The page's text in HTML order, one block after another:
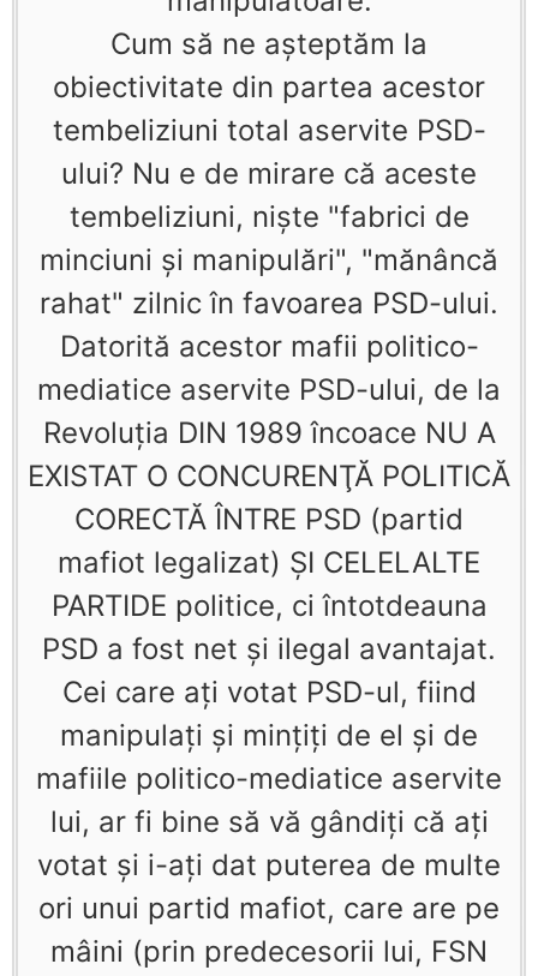
Cum să ne aşteptăm la
obiectivitate din partea acestor
tembeliziuni total aservite PSD-
ului? Nu e de mirare că aceste
tembeliziuni, nişte "fabrici de
minciuni şi manipulări", "mănâncă
rahat" zilnic în favoarea PSD-ului.
Datorită acestor mafii politico-
mediatice aservite PSD-ului, de la
Revoluţia DIN 1989 încoace NU A
EXISTAT O CONCURENŢĂ POLITICĂ
CORECTĂ ÎNTRE PSD (partid
mafiot legalizat) ŞI CELELALTE
PARTIDE politice, ci întotdeauna
PSD a fost net şi ilegal avantajat.
Cei care aţi votat PSD-ul, fiind
manipulaţi şi minţiţi de el şi de
mafiile politico-mediatice aservite
lui, ar fi bine să vă gândiţi că aţi
votat şi i-aţi dat puterea de multe
ori unui partid mafiot, care are pe
mâini (prin predecesorii lui, FSN